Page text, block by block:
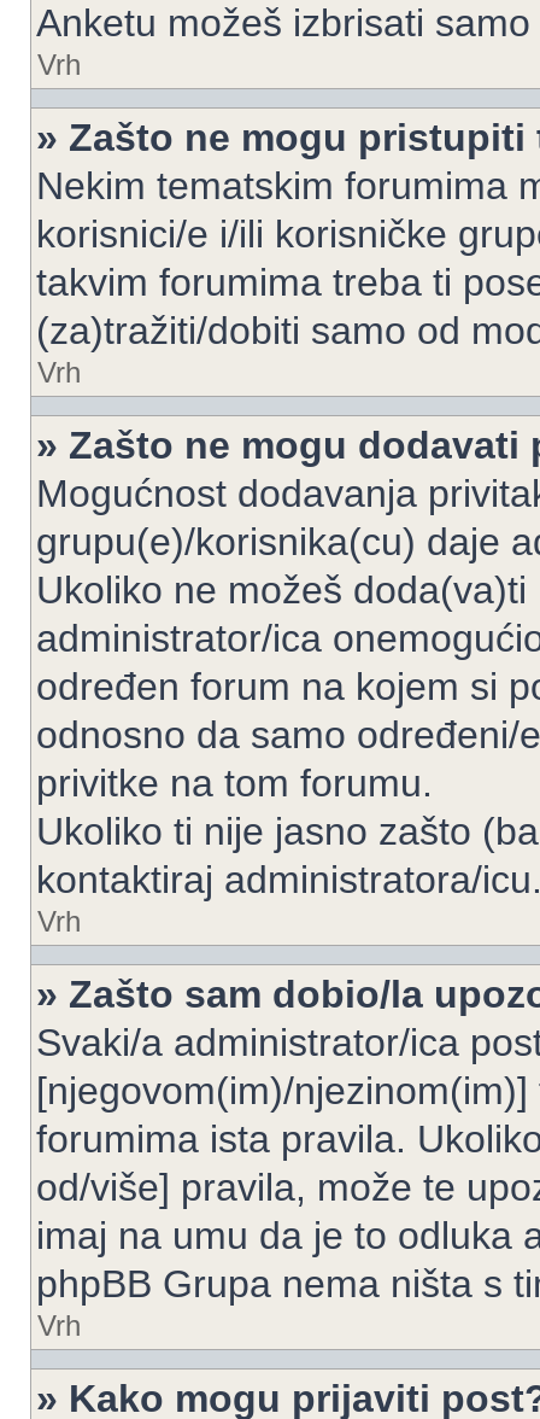
Anketu možeš izbrisati
Vrh
» Zašto ne mogu
Nekim tematskim forumima
korisnici/e i/ili korisničke
takvim forumima treba ti
(za)tražiti/dobiti samo od
Vrh
» Zašto ne mogu dodavati
Mogućnost dodavanja
grupu(e)/korisnika(cu) daje
Ukoliko ne možeš
administrator/ica
određen forum na kojem si
odnosno da samo određeni/
privitke na tom forumu.
Ukoliko ti nije jasno zašto
kontaktiraj administratora/
Vrh
» Zašto sam dobio/la
Svaki/a administrator/ica
[njegovom(im)/
forumima ista pravila.
od/više] pravila, može te
imaj na umu da je to odluka
phpBB Grupa nema ništa s
Vrh
» Kako mogu prijaviti